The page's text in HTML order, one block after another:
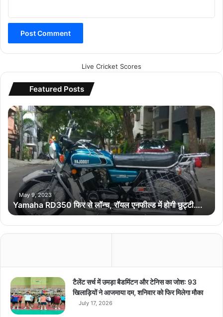
Live Cricket Scores
Featured Posts
Y
a
m
a
h
a
R
0
फि
र
न्च
रॉ
य
ल
May 9, 2023
Yamaha RD350 फिर से लॉन्च, रॉयल एनफील्ड में होगी छुट्टी….
टैलेंट सर्च में उमड़ा बैडमिंटन और टेनिस का जोश: 93
खिलाड़ियों ने आजमाया दम, शनिवार को फिर मिलेगा मौका
July 17, 2026